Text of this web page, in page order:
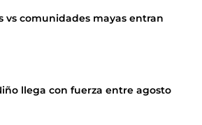
vs comunidades mayas entran
llega con fuerza entre agosto